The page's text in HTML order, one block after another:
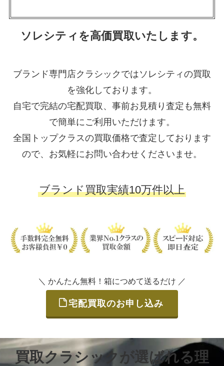
ソレシティを高価買取いたします。
ブランド専門店クラシックではソレシティの買取
を強化しております。
自宅で完結の宅配買取、事前お見積り査定も無料
で簡単にご利用いただけます。
全国トップクラスの買取価格で査定しております
ので、お気軽にお問い合わせくださいませ。
ブランド買取実績10万件以上
＼ かんたん無料！箱につめて送るだけ ／
宅配買取のお申し込み
買取クラシックが選ばれる理